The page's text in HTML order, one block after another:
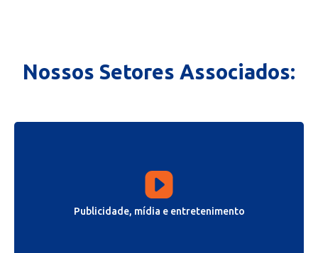
Nossos Setores Associados:
Publicidade, mídia e entretenimento